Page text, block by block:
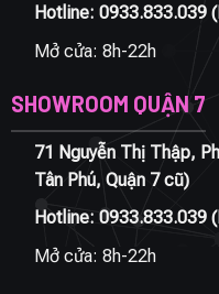
Hotline: 0933.833.039
Mở cửa: 8h-22h
SHOWROOM QUẬN 7
71 Nguyễn Thị Thập,
Tân Phú, Quận 7 cũ)
Hotline: 0933.833.039
Mở cửa: 8h-22h